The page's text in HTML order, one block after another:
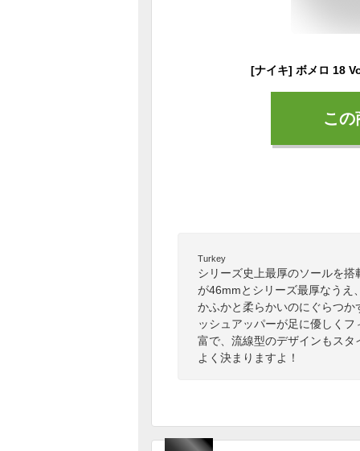
こ
Turkey
シリーズ史上最厚のソールを
が46mmとシリーズ最厚なうえ
かふかと柔らかいのにぐらつ
ッシュアッパーが足に優しく
富で、流線型のデザインもス
よく決まりますよ！